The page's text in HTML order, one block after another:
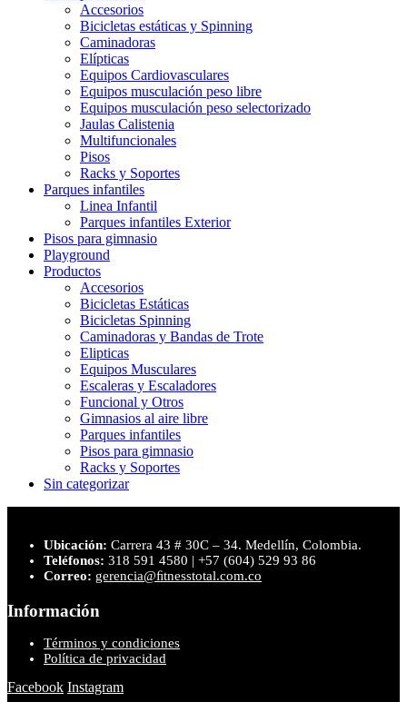
Accesorios
Bicicletas estáticas y Spinning
Caminadoras
Elípticas
Equipos Cardiovasculares
Equipos musculación peso libre
Equipos musculación peso selectorizado
Jaulas Calistenia
Multifuncionales
Pisos
Racks y Soportes
Parques infantiles
Linea Infantil
Parques infantiles Exterior
Pisos para gimnasio
Playground
Productos
Accesorios
Bicicletas Estáticas
Bicicletas Spinning
Caminadoras y Bandas de Trote
Elipticas
Equipos Musculares
Escaleras y Escaladores
Funcional y Otros
Gimnasios al aire libre
Parques infantiles
Pisos para gimnasio
Racks y Soportes
Sin categorizar
Ubicación: Carrera 43 # 30C – 34. Medellín, Colombia.
Teléfonos: 318 591 4580 | +57 (604) 529 93 86
Correo: gerencia@ﬁtnesstotal.com.co
Información
Términos y condiciones
Política de privacidad
Facebook Instagram